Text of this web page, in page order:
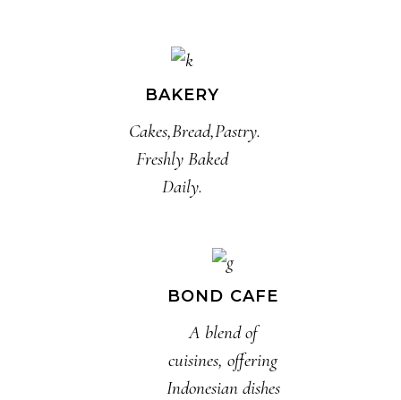
BAKERY
Cakes,Bread,Pastry.
Freshly Baked
Daily.
BOND CAFE
A blend of
cuisines, offering
Indonesian dishes